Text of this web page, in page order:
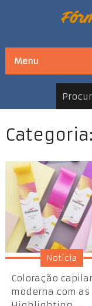
Menu
Notícia
Coloração capilar
moderna com as